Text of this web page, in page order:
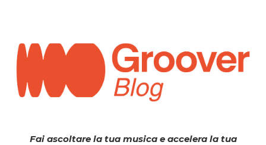
Fai ascoltare la tua musica e accelera la tua